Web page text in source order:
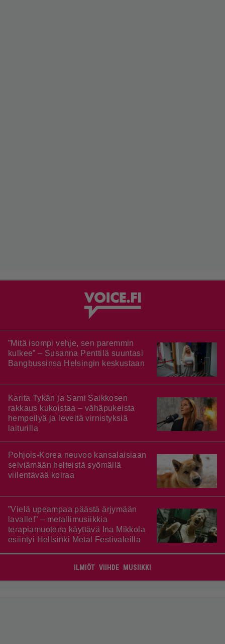
”Mitä isompi vehje, sen paremmin
kulkee” – Susanna Penttilä suuntasi
Bangbussinsa Helsingin keskustaan
Karita Tykän ja Sami Saikkosen
rakkaus kukoistaa – vähäpukeista
hempeilyä ja leveitä virnistyksiä
laiturilla
Pohjois-Korea neuvoo kansalaisiaan
selviämään helteistä syömällä
viilentävää koiraa
”Vielä upeampaa päästä ärjymään
lavalle!” – metallimusiikkia
terapiamuotona käyttävä Ina Mikkola
esiintyi Hellsinki Metal Festivaleilla
ILMIÖT VIIHDE MUSIIKKI